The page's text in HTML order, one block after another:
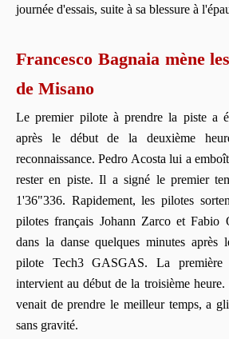
journée d'essais, suite à sa blessure à
Francesco Bagnaia mène
de Misano
Le premier pilote à prendre la piste a
après le début de la deuxième
reconnaissance. Pedro Acosta lui a
rester en piste. Il a signé le premier
1'36"336. Rapidement, les pilotes
pilotes français Johann Zarco et Fabio
dans la danse quelques minutes après
pilote Tech3 GASGAS. La
intervient au début de la troisième
venait de prendre le meilleur temps, a
sans gravité.